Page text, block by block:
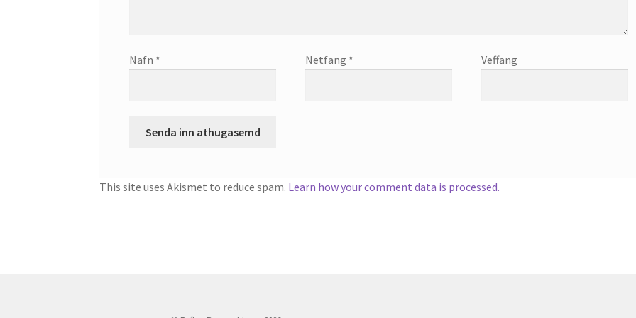
Nafn * Netfang * Veffang
This site uses Akismet to reduce spam. Learn how your comment data is processed.